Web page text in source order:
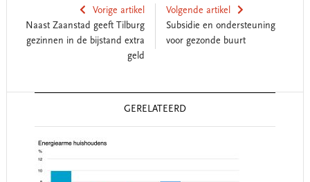
Vorige artikel
Naast Zaanstad geeft Tilburg
gezinnen in de bijstand extra
geld
Volgende artikel
Subsidie en ondersteuning
voor gezonde buurt
GERELATEERD